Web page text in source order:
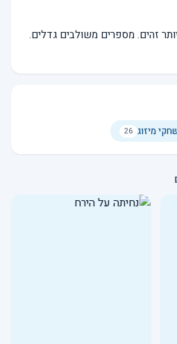
מספרים ושלבו 4 או יותר זהים. מספרים משולבים גדלים.
מיזוג 26